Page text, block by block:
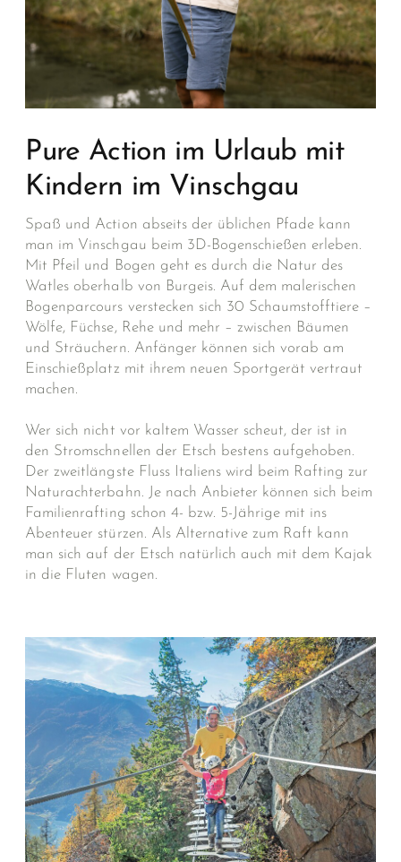
Pure Action im Urlaub mit
Kindern im Vinschgau
Spaß und Action abseits der üblichen Pfade kann
man im Vinschgau beim 3D-Bogenschießen erleben.
Mit Pfeil und Bogen geht es durch die Natur des
Watles oberhalb von Burgeis. Auf dem malerischen
Bogenparcours verstecken sich 30 Schaumstofftiere –
Wölfe, Füchse, Rehe und mehr – zwischen Bäumen
und Sträuchern. Anfänger können sich vorab am
Einschießplatz mit ihrem neuen Sportgerät vertraut
machen.
Wer sich nicht vor kaltem Wasser scheut, der ist in
den Stromschnellen der Etsch bestens aufgehoben.
Der zweitlängste Fluss Italiens wird beim Rafting zur
Naturachterbahn. Je nach Anbieter können sich beim
Familienrafting schon 4- bzw. 5-Jährige mit ins
Abenteuer stürzen. Als Alternative zum Raft kann
man sich auf der Etsch natürlich auch mit dem Kajak
in die Fluten wagen.